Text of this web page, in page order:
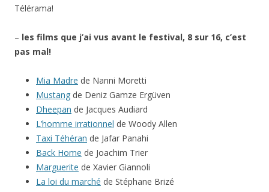
Télérama!
– les films que j’ai vus avant le festival, 8 sur 16, c’est
pas mal!
Mia Madre de Nanni Moretti
Mustang de Deniz Gamze Ergüven
Dheepan de Jacques Audiard
L’homme irrationnel de Woody Allen
Taxi Téhéran de Jafar Panahi
Back Home de Joachim Trier
Marguerite de Xavier Giannoli
La loi du marché de Stéphane Brizé